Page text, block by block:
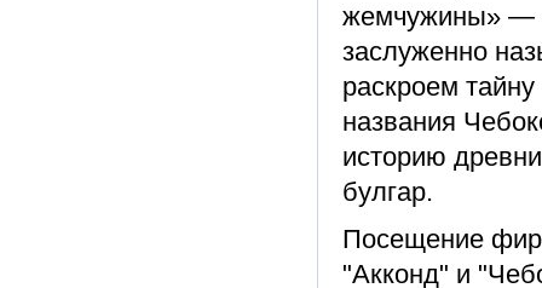
жемчужины» —
заслуженно
раскроем
названия
историю
булгар.
Посещение
"Акконд" и